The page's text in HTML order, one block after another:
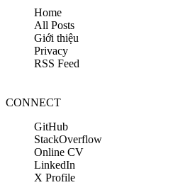
Home
All Posts
Giới thiệu
Privacy
RSS Feed
CONNECT
GitHub
StackOverflow
Online CV
LinkedIn
X Profile